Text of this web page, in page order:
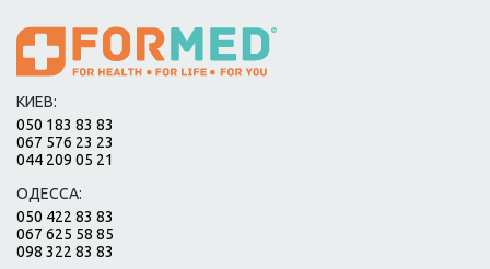
КИЕВ:
050 183 83 83
067 576 23 23
044 209 05 21
ОДЕССА:
050 422 83 83
067 625 58 85
098 322 83 83